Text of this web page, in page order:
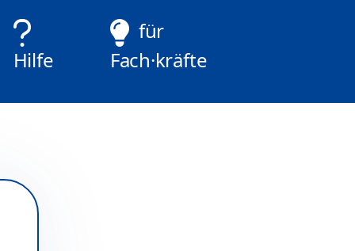
Hilfe
für
Fach·kräfte